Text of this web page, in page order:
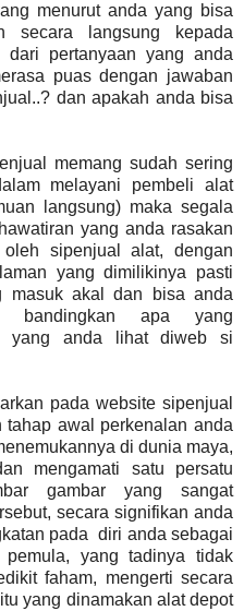
menurut anda yang bisa
secara langsung kepada
pertanyaan yang anda
puas dengan jawaban
dan apakah anda bisa
memang sudah sering
melayani pembeli alat
langsung) maka segala
yang anda rasakan
sipenjual alat, dengan
yang dimilikinya pasti
masuk akal dan bisa anda
bandingkan apa yang
yang anda lihat diweb si
pada website sipenjual
awal perkenalan anda
di dunia maya,
mengamati satu persatu
gambar yang sangat
secara signifikan anda
pada diri anda sebagai
yang tadinya tidak
faham, mengerti secara
yang dinamakan alat depot